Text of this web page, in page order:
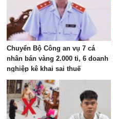
Chuyển Bộ Công an vụ 7 cá
nhân bán vàng 2.000 tỉ, 6 doanh
nghiệp kê khai sai thuế